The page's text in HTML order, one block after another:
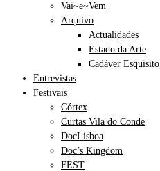
Vai~e~Vem
Arquivo
Actualidades
Estado da Arte
Cadáver Esquisito
Entrevistas
Festivais
Córtex
Curtas Vila do Conde
DocLisboa
Doc’s Kingdom
FEST